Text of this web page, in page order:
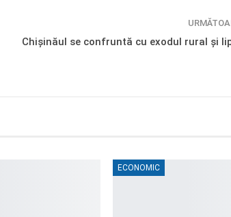
Chișinăul se confruntă cu exodul rural și
ECONOMIC